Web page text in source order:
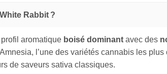
Rabbit ?
aromatique boisé dominant avec des
l’une des variétés cannabis les
de saveurs sativa classiques.